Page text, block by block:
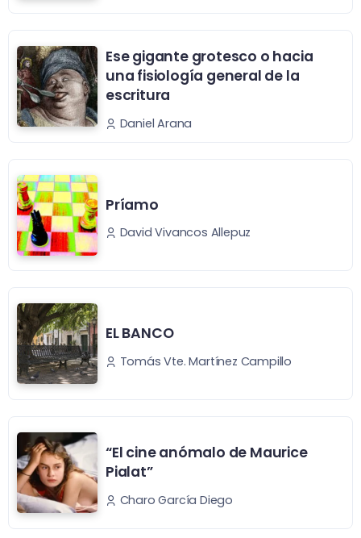
Ese gigante grotesco o hacia
una fisiología general de la
escritura
Daniel Arana
Príamo
David Vivancos Allepuz
EL BANCO
Tomás Vte. Martínez Campillo
“El cine anómalo de Maurice
Pialat”
Charo García Diego